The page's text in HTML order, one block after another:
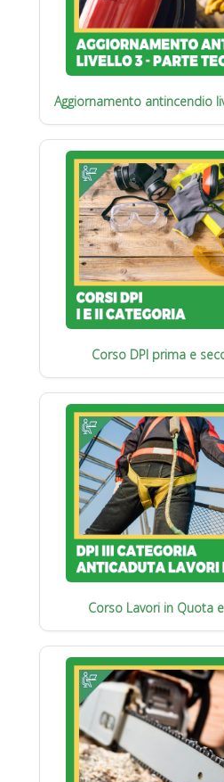
Aggiornamento antincendio
Corso DPI prima e
Corso Lavori in Quota